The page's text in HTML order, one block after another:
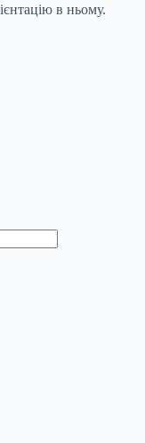
в ньому.